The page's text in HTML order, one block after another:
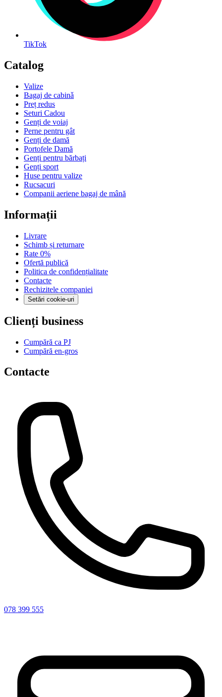
TikTok
Catalog
Valize
Bagaj de cabinǎ
Preț redus
Seturi Cadou
Genți de voiaj
Perne pentru gât
Genți de damă
Portofele Damă
Genți pentru bărbați
Genți sport
Huse pentru valize
Rucsacuri
Companii aeriene bagaj de mână
Informații
Livrare
Schimb și returnare
Rate 0%
Ofertă publică
Politica de confidențialitate
Contacte
Rechizitele companiei
Setări cookie-uri
Clienți business
Cumpără ca PJ
Cumpără en-gros
Contacte
078 399 555